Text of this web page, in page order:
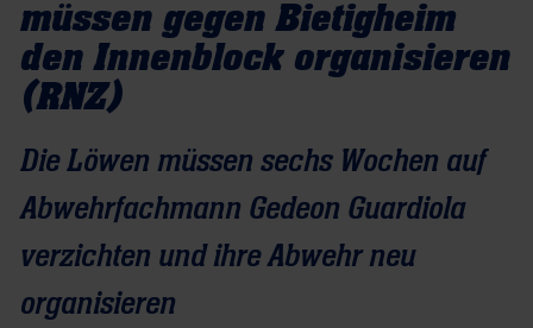
müssen gegen Bietigheim
den Innenblock organisieren
(RNZ)
Die Löwen müssen sechs Wochen auf
Abwehrfachmann Gedeon Guardiola
verzichten und ihre Abwehr neu
organisieren